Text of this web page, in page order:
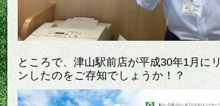
ところで、津山駅前店が平成30年1月に
ンしたのをご存知でしょうか！？